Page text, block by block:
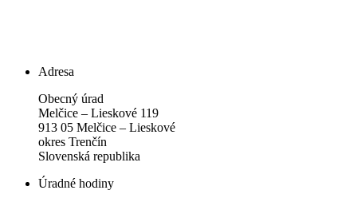
Adresa
Obecný úrad
Melčice – Lieskové 119
913 05 Melčice – Lieskové
okres Trenčín
Slovenská republika
Úradné hodiny